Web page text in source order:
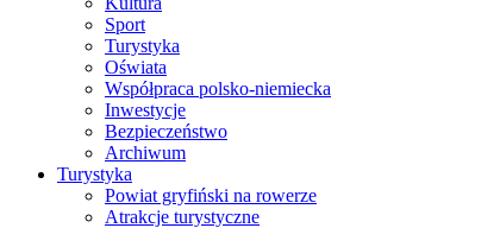
Sport
Turystyka
Oświata
Współpraca polsko-niemiecka
Inwestycje
Bezpieczeństwo
Archiwum
Turystyka
Powiat gryfiński na rowerze
Atrakcje turystyczne